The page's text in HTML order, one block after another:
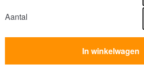
Aantal
In winkelwagen